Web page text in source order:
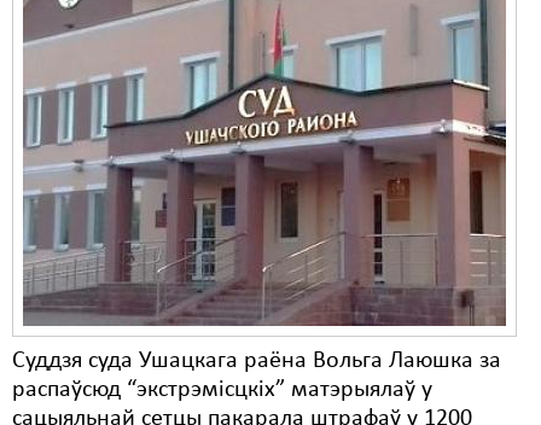
Суддзя суда Ушацкага раёна Вольга Лаюшка за
распаўсюд “экстрэмісцкіх” матэрыялаў у
сацыяльнай сетцы пакарала штрафаў у 1200